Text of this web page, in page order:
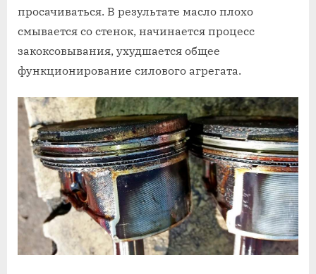
просачиваться. В результате масло плохо
смывается со стенок, начинается процесс
закоксовывания, ухудшается общее
функционирование силового агрегата.